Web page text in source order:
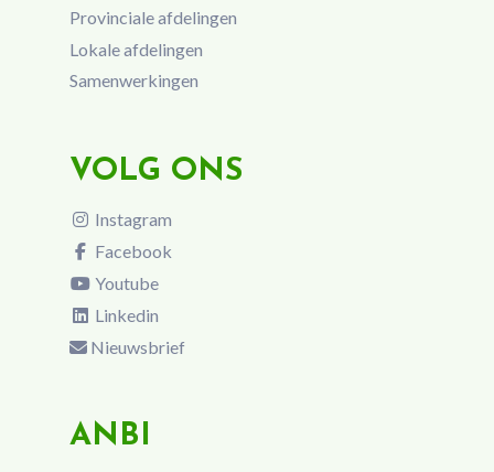
Provinciale afdelingen
Lokale afdelingen
Samenwerkingen
VOLG ONS
Instagram
Facebook
Youtube
Linkedin
Nieuwsbrief
ANBI